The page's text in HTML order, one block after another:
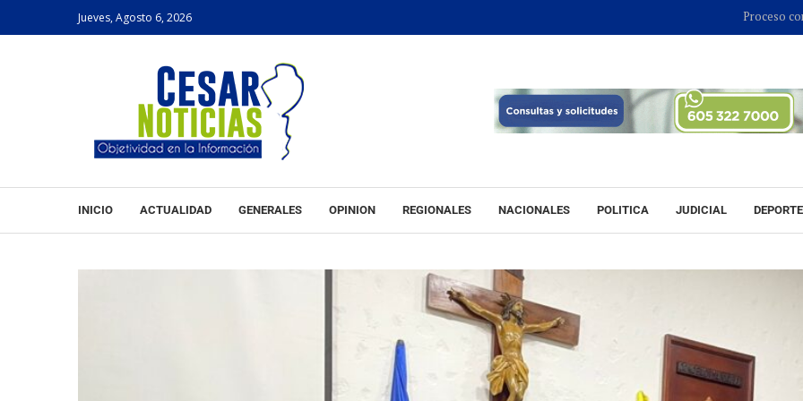
Jueves, Agosto 6, 2026 Proceso contra Jorge
INICIO ACTUALIDAD GENERALES OPINION REGIONALES NACIONALES POLITICA JUDICIAL